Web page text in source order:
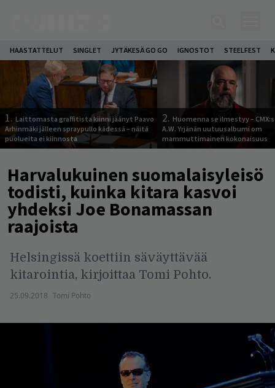
HAASTATTELUT SINGLET JYTÄKESÄ GO GO IGNOSTOT STEELFEST
1. Laittomasta graffitista kiinni jäänyt Paavo
Arhinmäki jälleen spraypullo kädessä – näitä
puolueita ei kiinnosta
2. Huomenna se ilmestyy –
A.W. Yrjänän uutuusalbumi om
mammuttimainen kokonaisuus
Harvalukuinen suomalaisyleisö
todisti, kuinka kitara kasvoi
yhdeksi Joe Bonamassan
raajoista
Helsingissä koettiin säväyttävää
kitarointia, kirjoittaa Tomi Pohto.
25.09.2018 Tomi Pohto